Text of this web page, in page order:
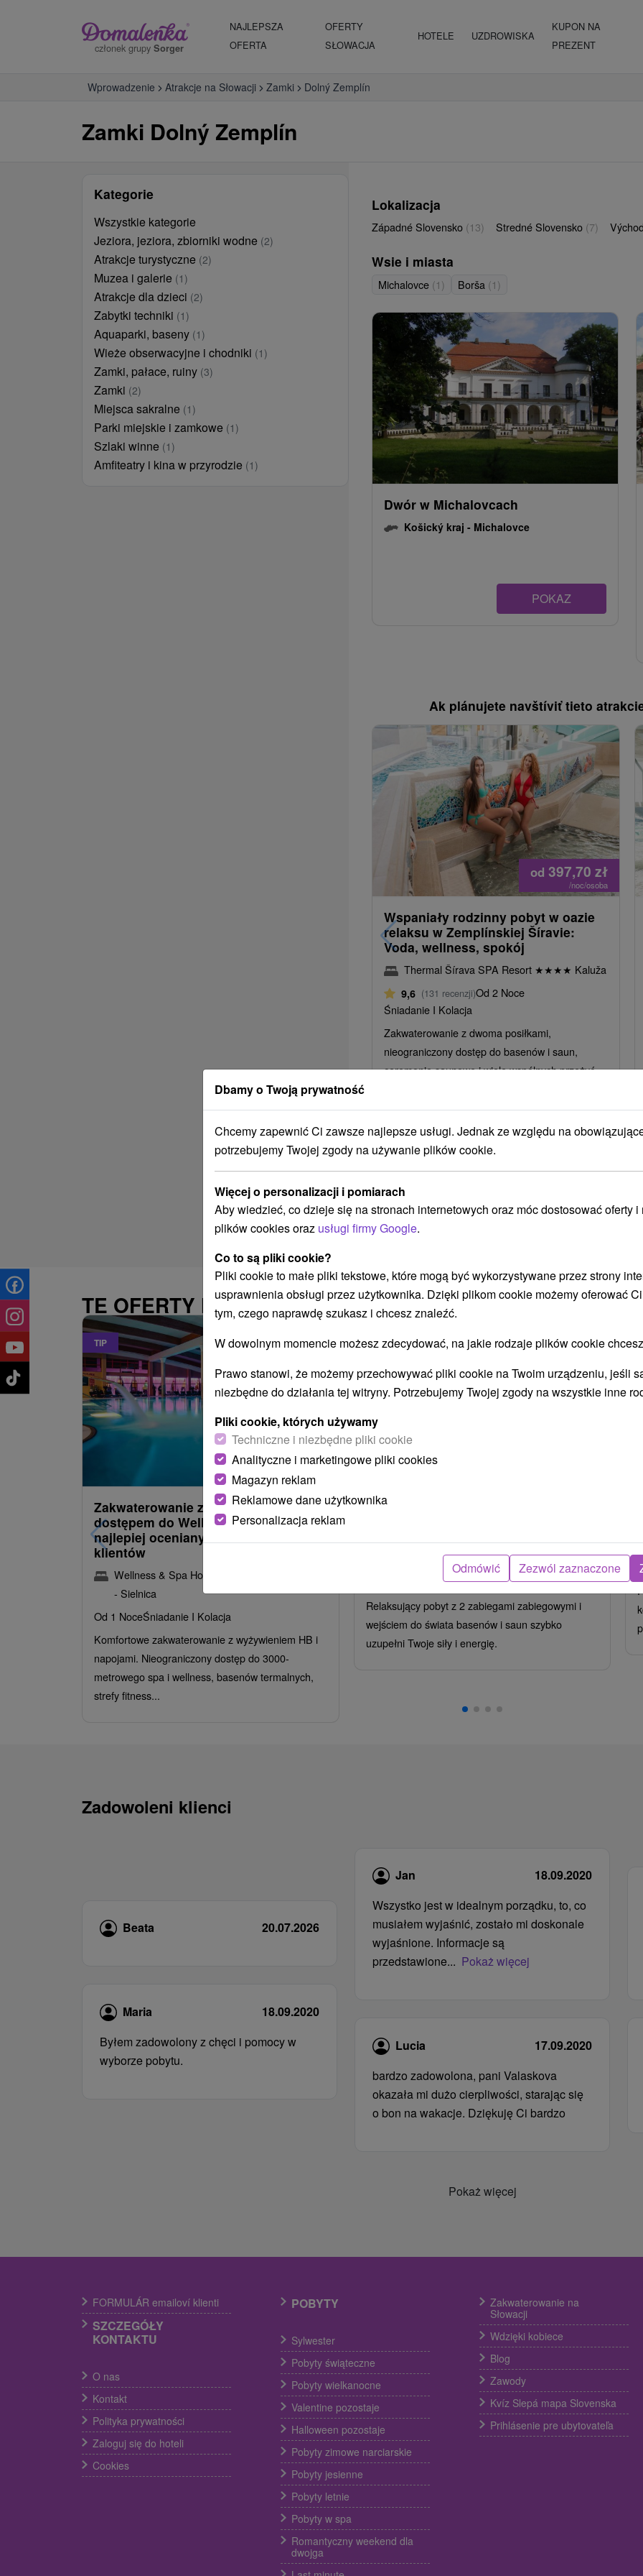
członek grupy Sorger
NAJLEPSZA
OFERTA
OFERTY
SŁOWACJA
HOTELE UZDROWISKA
KUPON NA
PREZENT
Wprowadzenie Atrakcje na Słowacji Zamki Dolný Zemplín
Zamki Dolný Zemplín
Kategorie
Wszystkie kategorie
Jeziora, jeziora, zbiorniki wodne (2)
Atrakcje turystyczne (2)
Muzea i galerie (1)
Atrakcje dla dzieci (2)
Zabytki techniki (1)
Aquaparki, baseny (1)
Wieże obserwacyjne i chodniki (1)
Zamki, pałace, ruiny (3)
Zamki (2)
Miejsca sakralne (1)
Parki miejskie i zamkowe (1)
Szlaki winne (1)
Amfiteatry i kina w przyrodzie (1)
Lokalizacja
Západné Slovensko (13) Stredné Slovensko (7)
Wsie i miasta
Michalovce (1) Borša (1)
Dwór w Michalovcach
Košický kraj - Michalovce
POKAZ
Ak plánujete navštíviť tieto
od 397,70 zł
/noc/osoba
Wspaniały rodzinny pobyt w oazie
relaksu w Zemplínskiej Šíravie:
Voda, wellness, spokój
Thermal Šírava SPA Resort ★★★★ Kaluža
9,6 (131 recenzji)Od 2 Noce
Śniadanie I Kolacja
Zakwaterowanie z dwoma posiłkami,
nieograniczony dostęp do basenów i saun,
ceremonie saunowe i wiele wspólnych przeżyć.
TE OFERTY MOGĄ PAŃSTWO BYĆ TAKŻE
TIP
od485,22zł
/noc/osoba
Zakwaterowanie z obiadokolacją i
dostępem do Wellness i Spa: Jeden z
najlepiej ocenianych hoteli przez
klientów
Wellness & Spa Hotel Kaskady
- Sielnica
Od 1 NoceŚniadanie I Kolacja
Komfortowe zakwaterowanie z wyżywieniem HB i
napojami. Nieograniczony dostęp do 3000-
metrowego spa i wellness, basenów termalnych,
strefy fitness...
Intensywny pobyt MINI RELAX:
★★★Trenczańskie Teplice
Śniadanie I Kolacja
Relaksujący pobyt z 2 zabiegami zabiegowymi i
wejściem do świata basenów i saun szybko
uzupełni Twoje siły i energię.
Zadowoleni klienci
Beata 20.07.2026
Maria
18.09.2020
Byłem zadowolony z chęci i pomocy w
wyborze pobytu.
Jan
18.09.2020
Wszystko jest w idealnym porządku, to, co
musiałem wyjaśnić, zostało mi doskonale
wyjaśnione. Informacje są
przedstawione... Pokaż więcej
Lucia
17.09.2020
bardzo zadowolona, ​​pani Valaskova
okazała mi dużo cierpliwości, starając się
o bon na wakacje. Dziękuję Ci bardzo
Pokaż więcej
FORMULÁR emailoví klienti
SZCZEGÓŁY
KONTAKTU
O nas
Kontakt
Polityka prywatności
Zaloguj się do hoteli
Cookies
POBYTY
Sylwester
Pobyty świąteczne
Pobyty wielkanocne
Valentine pozostaje
Halloween pozostaje
Pobyty zimowe narciarskie
Pobyty jesienne
Pobyty letnie
Pobyty w spa
Romantyczny weekend dla
dwojga
Zakwaterowanie na
Słowacji
Wdzięki kobiece
Blog
Zawody
Kvíz Slepá mapa Slovenska
Prihlásenie pre ubytovateľa
Dbamy o Twoją prywatność
Chcemy zapewnić Ci zawsze najlepsze usługi. Jednak ze względu na
potrzebujemy Twojej zgody na używanie plików cookie.
Więcej o personalizacji i pomiarach
Aby wiedzieć, co dzieje się na stronach internetowych oraz móc dostosować oferty i
plików cookies oraz usługi firmy Google.
Co to są pliki cookie?
Pliki cookie to małe pliki tekstowe, które mogą być wykorzystywane przez strony
usprawnienia obsługi przez użytkownika. Dzięki plikom cookie możemy oferować
tym, czego naprawdę szukasz i chcesz znaleźć.
W dowolnym momencie możesz zdecydować, na jakie rodzaje plików cookie
Prawo stanowi, że możemy przechowywać pliki cookie na Twoim urządzeniu, jeśli
niezbędne do działania tej witryny. Potrzebujemy Twojej zgody na wszystkie inne
Pliki cookie, których używamy
Techniczne i niezbędne pliki cookie
Analityczne i marketingowe pliki cookies
Magazyn reklam
Reklamowe dane użytkownika
Personalizacja reklam
Odmówić Zezwól zaznaczone